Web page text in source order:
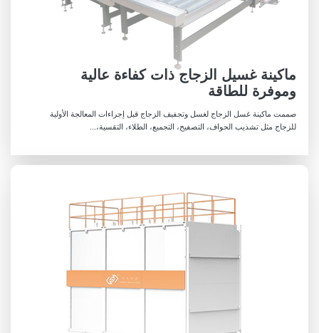
ماكينة غسيل الزجاج ذات كفاءة عالية
وموفرة للطاقة
صممت ماكينة غسل الزجاج لغسل وتجفيف الزجاج قبل إجراءات المعالجة الأولية
للزجاج مثل تشذيب الحواف، التصفيح، التجميع، الطلاء، التقسية،...